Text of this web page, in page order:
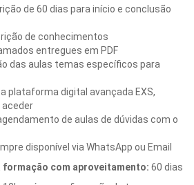
de 60 dias para início e conclusão
de conhecimentos
entregues em PDF
das aulas temas específicos para
plataforma digital avançada EXS,
aceder
de aulas de dúvidas com o
disponível via WhatsApp ou Email
formação com aproveitamento: 60 dias